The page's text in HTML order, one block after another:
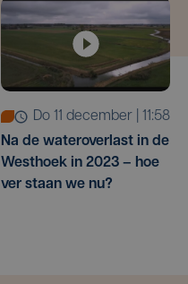
do 11 december | 11:58
Na de wateroverlast in de
Westhoek in 2023 – hoe
ver staan we nu?